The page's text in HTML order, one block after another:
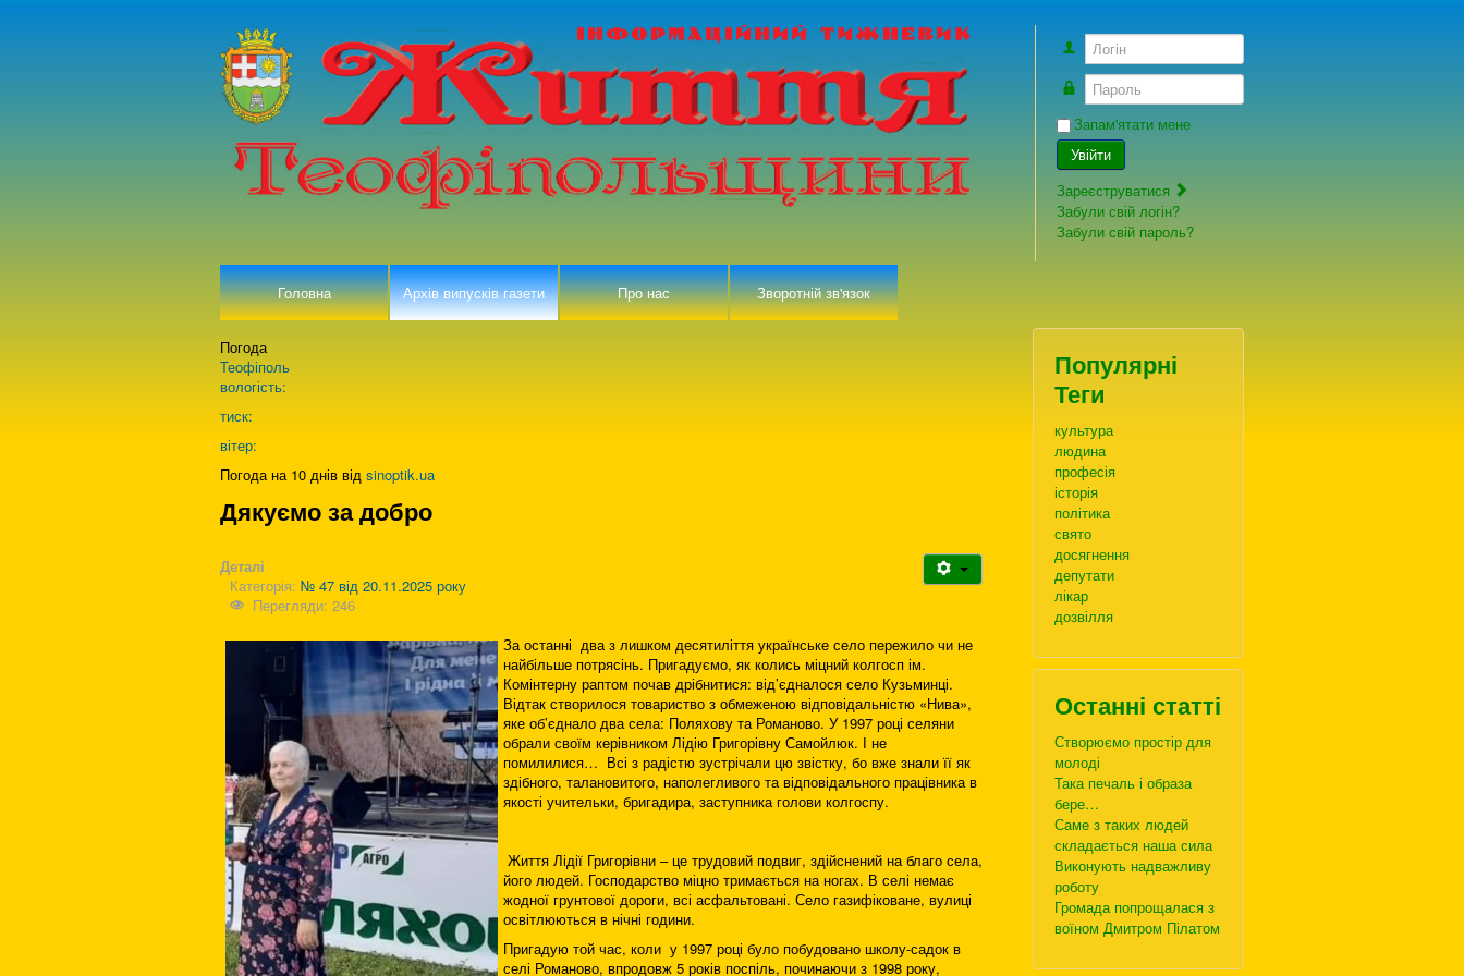
Логін
Пароль
Запам'ятати мене
Увійти
Зареєструватися
Забули свій логін?
Забули свій пароль?
Головна Архів випусків газети Про нас Зворотній зв'язок
Погода
Теофіполь
вологість:
тиск:
вітер:
Погода на 10 днів від sinoptik.ua
Дякуємо за добро
Деталі
Категорія: № 47 від 20.11.2025 року
Перегляди: 246
За останні два з лишком десятиліття українське село пережило чи не
найбільше потрясінь. Пригадуємо, як колись міцний колгосп ім.
Комінтерну раптом почав дрібнитися: від’єдналося село Кузьминці.
Відтак створилося товариство з обмеженою відповідальністю «Нива»,
яке об’єднало два села: Поляхову та Романово. У 1997 році селяни
обрали своїм керівником Лідію Григорівну Самойлюк. І не
помилилися… Всі з радістю зустрічали цю звістку, бо вже знали її як
здібного, талановитого, наполегливого та відповідального працівника в
якості учительки, бригадира, заступника голови колгоспу.
Життя Лідії Григорівни – це трудовий подвиг, здійснений на благо села,
його людей. Господарство міцно тримається на ногах. В селі немає
жодної грунтової дороги, всі асфальтовані. Село газифіковане, вулиці
освітлюються в нічні години.
Пригадую той час, коли у 1997 році було побудовано школу-садок в
селі Романово, впродовж 5 років поспіль, починаючи з 1998 року,
Популярні
Теги
культура
людина
професія
історія
політика
свято
досягнення
депутати
лікар
дозвілля
Останні статті
Створюємо простір для
молоді
Така печаль і образа
бере…
Саме з таких людей
складається наша сила
Виконують надважливу
роботу
Громада попрощалася з
воїном Дмитром Пілатом